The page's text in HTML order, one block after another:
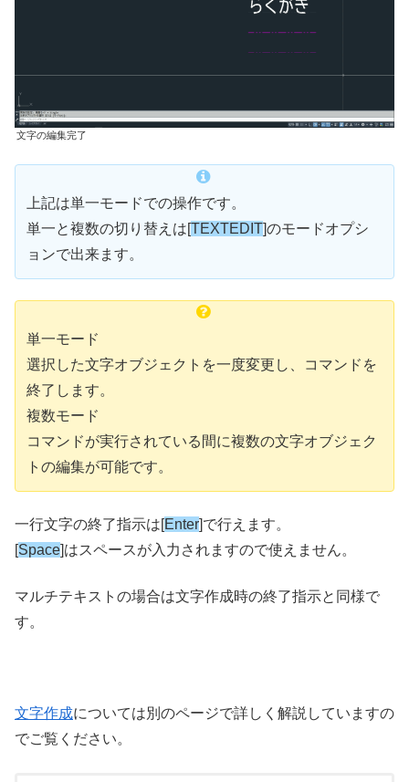
文字の編集完了
上記は単一モードでの操作です。
単一と複数の切り替えは[TEXTEDIT]のモードオプシ
ョンで出来ます。
単一モード
選択した文字オブジェクトを一度変更し、コマンドを
終了します。
複数モード
コマンドが実行されている間に複数の文字オブジェク
トの編集が可能です。
一行文字の終了指示は[Enter]で行えます。
[Space]はスペースが入力されますので使えません。
マルチテキストの場合は文字作成時の終了指示と同様で
す。
文字作成については別のページで詳しく解説していますの
でご覧ください。